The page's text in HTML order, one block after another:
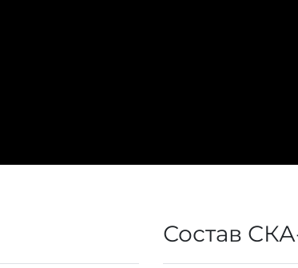
Состав